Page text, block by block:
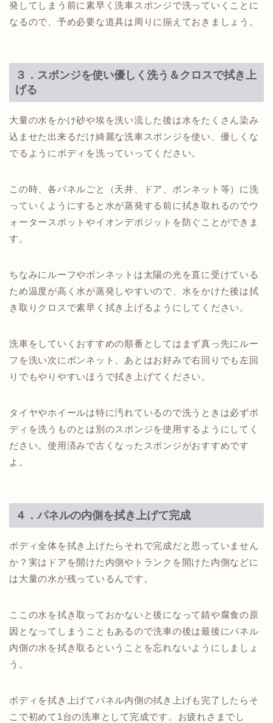
発してしまう前に素早く洗車スポンジで洗っていくことに
なるので、予め必要な道具は周りに揃えておきましょう。
３．スポンジを使い優しく洗う＆クロスで拭き上
げる
大量の水をかけ砂や埃を洗い流した後は水をたくさん染み
込ませた出来るだけ綺麗な洗車スポンジを使い、優しくな
でるようにボディを洗っていってください。
この時、各パネルごと（天井、ドア、ボンネット等）に洗
っていくようにすると水が蒸発する前に拭き取れるのでウ
ォータースポットやイオンデポジットを防ぐことができま
す。
ちなみにルーフやボンネットは太陽の光を直に受けている
ため温度が高く水が蒸発しやすいので、水をかけた後は拭
き取りクロスで素早く拭き上げるようにしてください。
洗車をしていくおすすめの順番としてはまず真っ先にルー
フを洗い次にボンネット、あとはお好みで右回りでも左回
りでもやりやすいほうで拭き上げてください。
タイヤやホイールは特に汚れているので洗うときは必ずボ
ディを洗うものとは別のスポンジを使用するようにしてく
ださい。使用済みで古くなったスポンジがおすすめです
よ。
４．パネルの内側を拭き上げて完成
ボディ全体を拭き上げたらそれで完成だと思っていません
か？実はドアを開けた内側やトランクを開けた内側などに
は大量の水が残っているんです。
ここの水を拭き取っておかないと後になって錆や腐食の原
因となってしまうこともあるので洗車の後は最後にパネル
内側の水を拭き取るということを忘れないようにしましょ
う。
ボディを拭き上げてパネル内側の拭き上げも完了したらそ
こで初めて1台の洗車として完成です。お疲れさまでし